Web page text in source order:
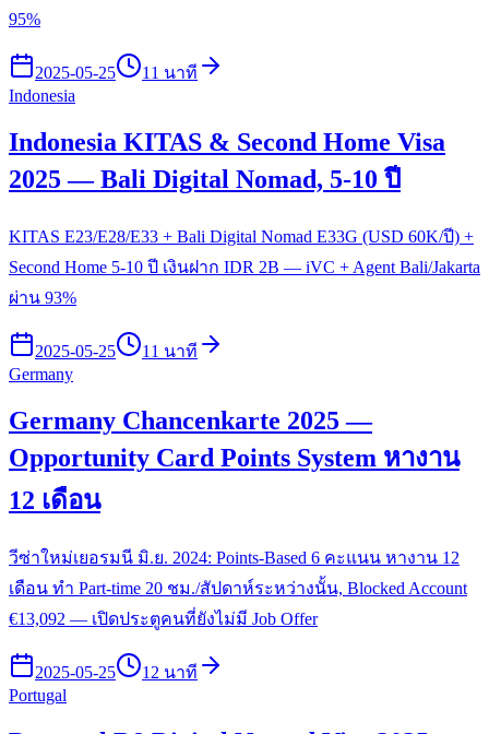
95%
2025-05-25
11 นาที
Indonesia
Indonesia KITAS & Second Home Visa
2025 — Bali Digital Nomad, 5-10 ปี
KITAS E23/E28/E33 + Bali Digital Nomad E33G (USD 60K/ปี) +
Second Home 5-10 ปี เงินฝาก IDR 2B — iVC + Agent Bali/Jakarta
ผ่าน 93%
2025-05-25
11 นาที
Germany
Germany Chancenkarte 2025 —
Opportunity Card Points System หางาน
12 เดือน
วีซ่าใหม่เยอรมนี มิ.ย. 2024: Points-Based 6 คะแนน หางาน 12
เดือน ทำ Part-time 20 ชม./สัปดาห์ระหว่างนั้น, Blocked Account
€13,092 — เปิดประตูคนที่ยังไม่มี Job Offer
2025-05-25
12 นาที
Portugal